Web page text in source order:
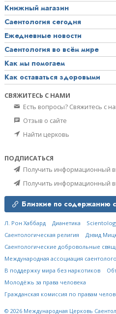
Книжный магазин
Саентология сегодня
Ежедневные новости
Саентология во всём мире
Как мы помогаем
Как оставаться здоровыми
СВЯЖИТЕСЬ С НАМИ
Есть вопросы? Свяжитесь с
Отзыв о сайте
Найти церковь
ПОДПИСАТЬСЯ
Получить информационный
Получить информационный
Близкие по содержанию
Л. Рон Хаббард Дианетика
Саентологическая религия
Дэвид
Саентологические добровольные
Международная ассоциация
В поддержку мира без наркотиков
Молодёжь за права человека
Гражданская комиссия по правам
© 2026 Международная Церковь